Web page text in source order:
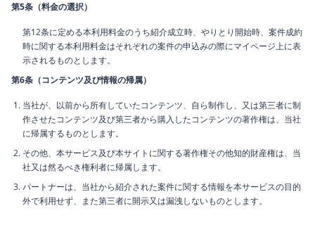
第5条（料金の選択）
第12条に定める本利用料金のうち紹介成立時、やりとり開始時、案件成約
時に関する本利用料金はそれぞれの案件の申込みの際にマイページ上に表
示されるものとします。
第6条（コンテンツ及び情報の帰属）
当社が、以前から所有していたコンテンツ、自ら制作し、又は第三者に制
作させたコンテンツ及び第三者から購入したコンテンツの著作権は、当社
に帰属するものとします。
その他、本サービス及び本サイトに関する著作権その他知的財産権は、当
社又は然るべき権利者に帰属します。
パートナーは、当社から紹介された案件に関する情報を本サービスの目的
外で利用せず、また第三者に開示又は漏洩しないものとします。